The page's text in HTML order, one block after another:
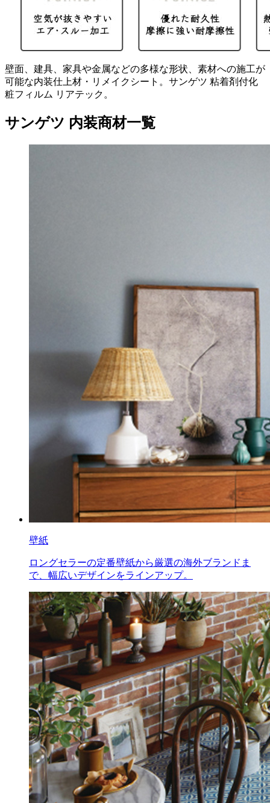
壁面、建具、家具や金属などの多様な形状、素材への施工が
可能な内装仕上材・リメイクシート。サンゲツ 粘着剤付化
粧フィルム リアテック。
サンゲツ 内装商材一覧
壁紙
ロングセラーの定番壁紙から厳選の海外ブランドま
で、幅広いデザインをラインアップ。